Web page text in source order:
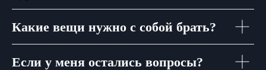
Какие вещи нужно с собой брать?
Если у меня остались вопросы?